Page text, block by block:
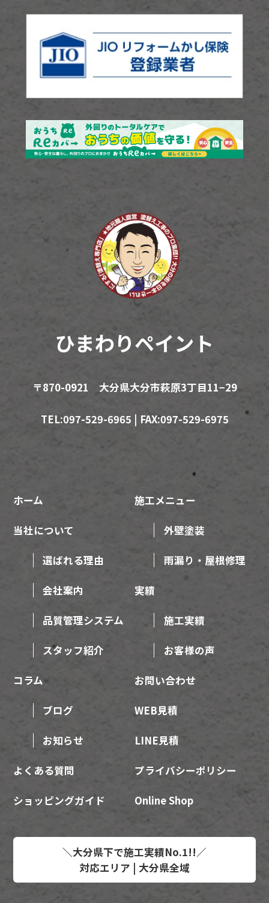
ひまわりペイント
〒870-0921 大分県大分市萩原3丁目11−29
TEL:097-529-6965 | FAX:097-529-6975
ホーム
当社について
選ばれる理由
会社案内
品質管理システム
スタッフ紹介
施工メニュー
外壁塗装
雨漏り・屋根修理
実績
施工実績
お客様の声
コラム
ブログ
お知らせ
よくある質問
お問い合わせ
WEB見積
LINE見積
プライバシーポリシー
Online Shop
ショッピングガイド
＼大分県下で施工実績No.1!!／
対応エリア | 大分県全域